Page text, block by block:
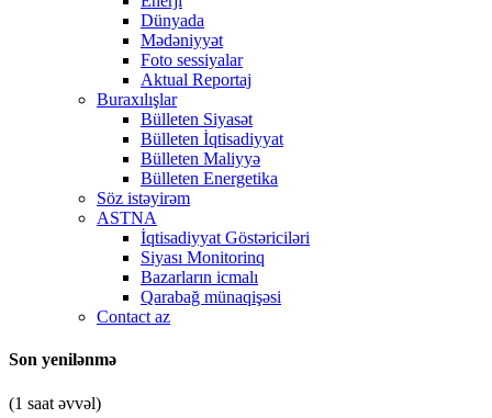
Dünyada
Mədəniyyət
Foto sessiyalar
Aktual Reportaj
Buraxılışlar
Bülleten Siyasət
Bülleten İqtisadiyyat
Bülleten Maliyyə
Bülleten Energetika
Söz istəyirəm
ASTNA
İqtisadiyyat Göstəriciləri
Siyası Monitorinq
Bazarların icmalı
Qarabağ münaqişəsi
Contact az
Son yenilənmə
(1 saat əvvəl)